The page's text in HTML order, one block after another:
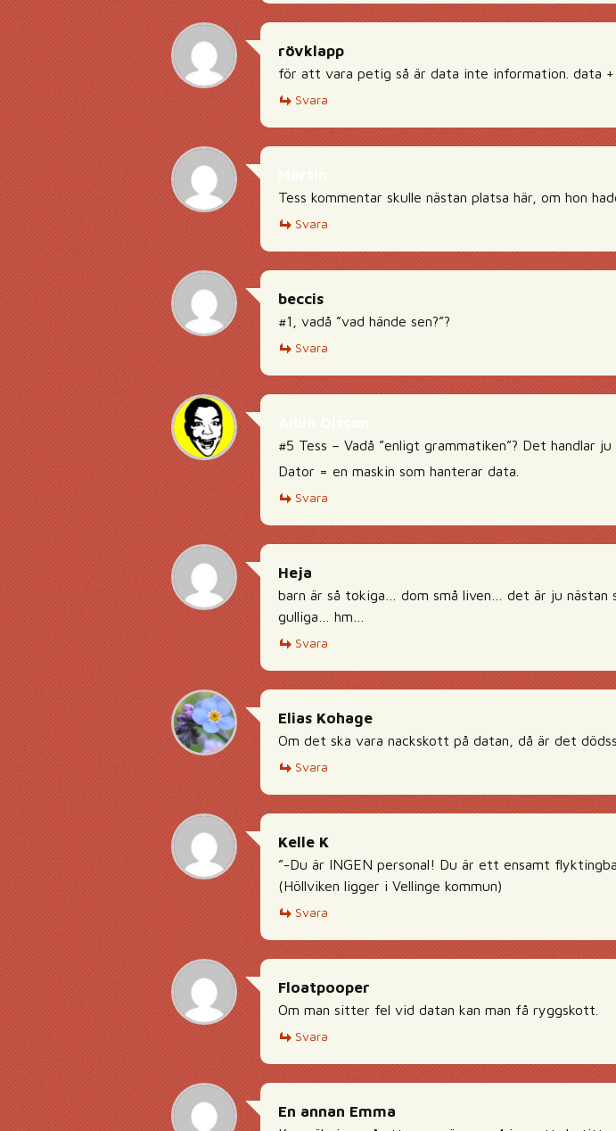
rövklapp
för att vara petig så är data inte information. data
Svara
Tess kommentar skulle nästan platsa här, om hon
Svara
beccis
#1, vadå ”vad hände sen?”?
Svara
#5 Tess – Vadå ”enligt grammatiken”? Det handlar
Dator = en maskin som hanterar data.
Svara
Heja
barn är så tokiga… dom små liven… det är ju
gulliga… hm…
Svara
Elias Kohage
Om det ska vara nackskott på datan, då är det
Svara
Kelle K
”-Du är INGEN personal! Du är ett ensamt
(Höllviken ligger i Vellinge kommun)
Svara
Floatpooper
Om man sitter fel vid datan kan man få ryggskott.
Svara
En annan Emma